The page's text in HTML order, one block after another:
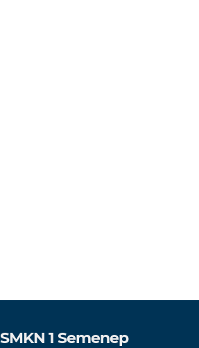
1 Semenep